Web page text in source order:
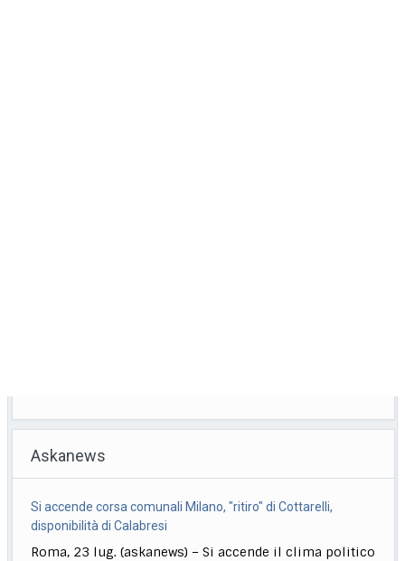
Askanews
Si accende corsa comunali Milano, "ritiro" di Cottarelli,
disponibilità di Calabresi
Roma, 23 lug. (askanews) – Si accende il clima politico